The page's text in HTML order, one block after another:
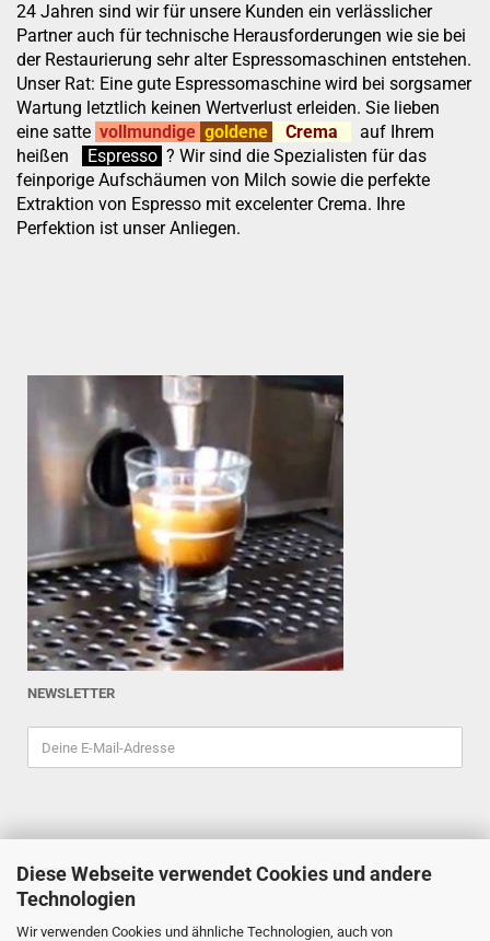
Diese Webseite verwendet Cookies und andere
Technologien
Wir verwenden Cookies und ähnliche Technologien, auch von
24 Jahren sind wir für unsere Kunden ein verlässlicher
Partner auch für technische Herausforderungen wie sie bei
der Restaurierung sehr alter Espressomaschinen entstehen.
Unser Rat: Eine gute Espressomaschine wird bei sorgsamer
Wartung letztlich keinen Wertverlust erleiden. Sie lieben
eine satte vollmundige goldene Crema
auf Ihrem
heißen
Espresso ? Wir sind die Spezialisten für das
feinporige Aufschäumen von Milch sowie die perfekte
Extraktion von Espresso mit excelenter Crema. Ihre
Perfektion ist unser Anliegen.
NEWSLETTER
ESPRESSOINDEX
Reiner Schiefler
Tel. 0201/87898333